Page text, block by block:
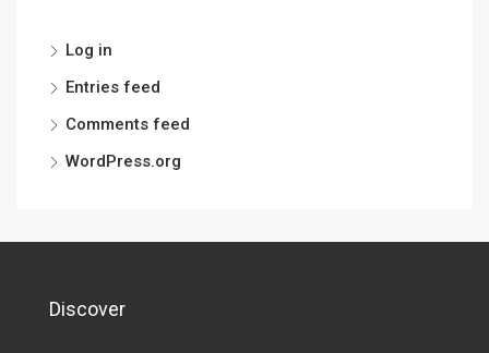
Log in
Entries feed
Comments feed
WordPress.org
Discover